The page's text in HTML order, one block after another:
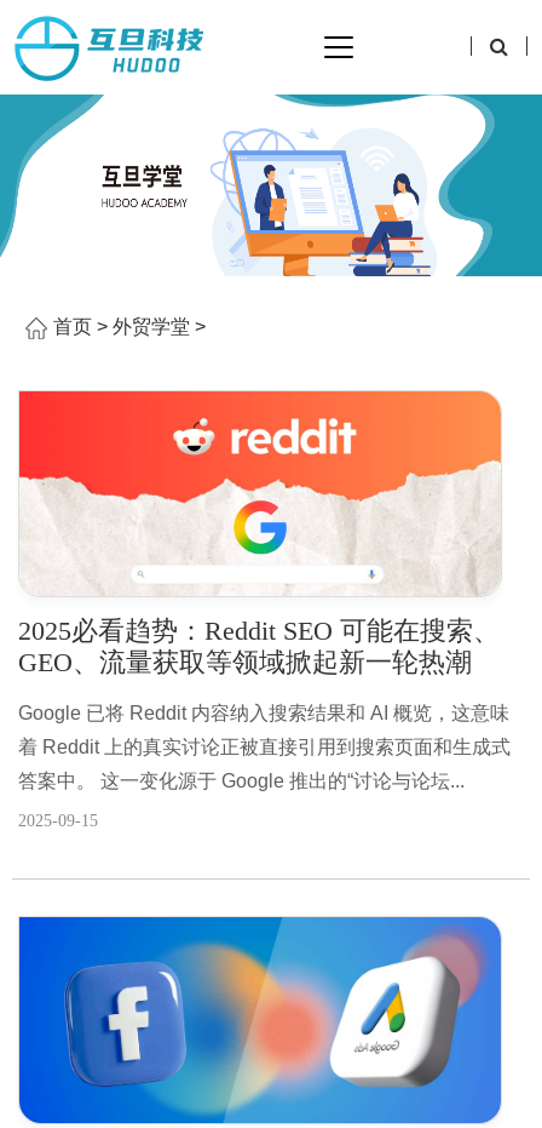
首页 > 外贸学堂 >
2025必看趋势：Reddit SEO 可能在搜索、
GEO、流量获取等领域掀起新一轮热潮
Google 已将 Reddit 内容纳入搜索结果和 AI 概览，这意味
着 Reddit 上的真实讨论正被直接引用到搜索页面和生成式
答案中。 这一变化源于 Google 推出的“讨论与论坛...
2025-09-15